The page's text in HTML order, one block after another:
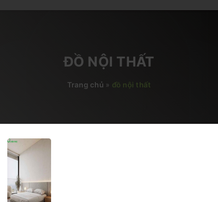
ĐỒ NỘI THẤT
Trang chủ » đồ nội thất